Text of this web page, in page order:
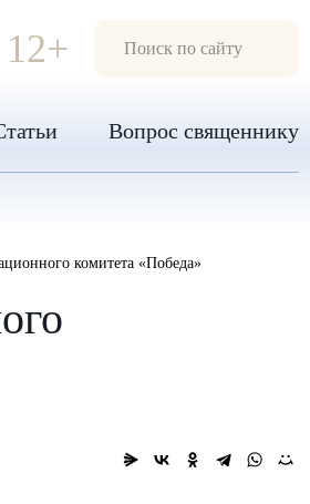
12+
Вопрос священнику
комитета «Победа»